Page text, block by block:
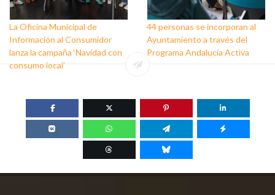
La Oficina Municipal de
Información al Consumidor
lanza la campaña ‘Navidad con
consumo local’
44 personas se incorporan al
Ayuntamiento a través del
Programa Andalucía Activa